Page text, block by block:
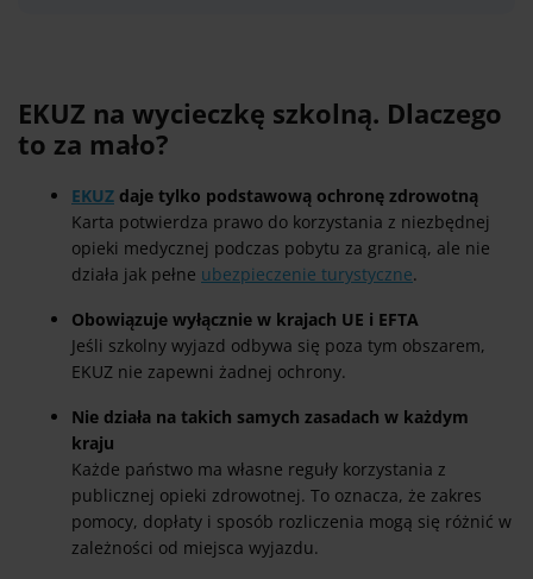
EKUZ na wycieczkę szkolną. Dlaczego
to za mało?
EKUZ daje tylko podstawową ochronę zdrowotną
Karta potwierdza prawo do korzystania z niezbędnej
opieki medycznej podczas pobytu za granicą, ale nie
działa jak pełne ubezpieczenie turystyczne.
Obowiązuje wyłącznie w krajach UE i EFTA
Jeśli szkolny wyjazd odbywa się poza tym obszarem,
EKUZ nie zapewni żadnej ochrony.
Nie działa na takich samych zasadach w każdym
kraju
Każde państwo ma własne reguły korzystania z
publicznej opieki zdrowotnej. To oznacza, że zakres
pomocy, dopłaty i sposób rozliczenia mogą się różnić w
zależności od miejsca wyjazdu.